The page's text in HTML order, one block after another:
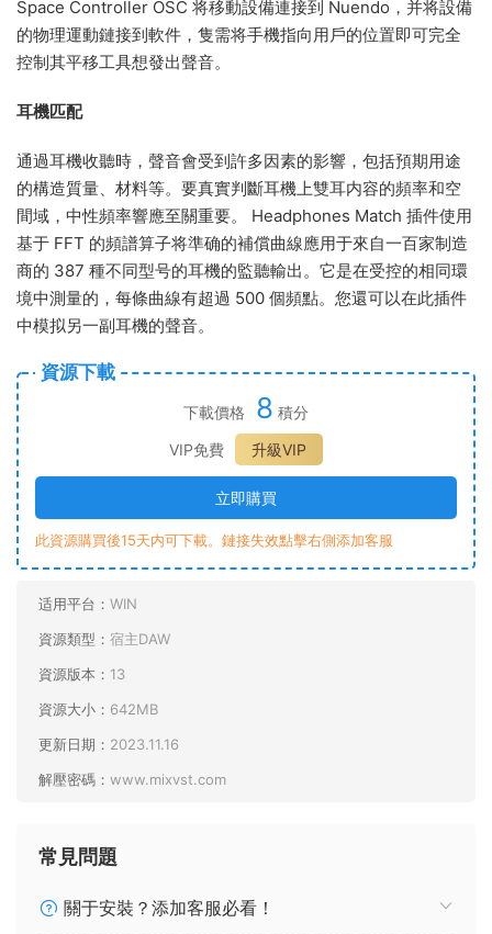
Space Controller OSC 将移動設備連接到 Nuendo，并将設備
的物理運動鏈接到軟件，隻需将手機指向用戶的位置即可完全
控制其平移工具想發出聲音。
耳機匹配
通過耳機收聽時，聲音會受到許多因素的影響，包括預期用途
的構造質量、材料等。要真實判斷耳機上雙耳内容的頻率和空
間域，中性頻率響應至關重要。 Headphones Match 插件使用
基于 FFT 的頻譜算子将準确的補償曲線應用于來自一百家制造
商的 387 種不同型号的耳機的監聽輸出。它是在受控的相同環
境中測量的，每條曲線有超過 500 個頻點。您還可以在此插件
中模拟另一副耳機的聲音。
資源下載
下載價格 8 積分
VIP免費
升級VIP
立即購買
此資源購買後15天内可下載。鏈接失效點擊右側添加客服
适用平台： WIN
資源類型： 宿主DAW
資源版本： 13
資源大小： 642MB
更新日期： 2023.11.16
解壓密碼： www.mixvst.com
常見問題
關于安裝？添加客服必看！